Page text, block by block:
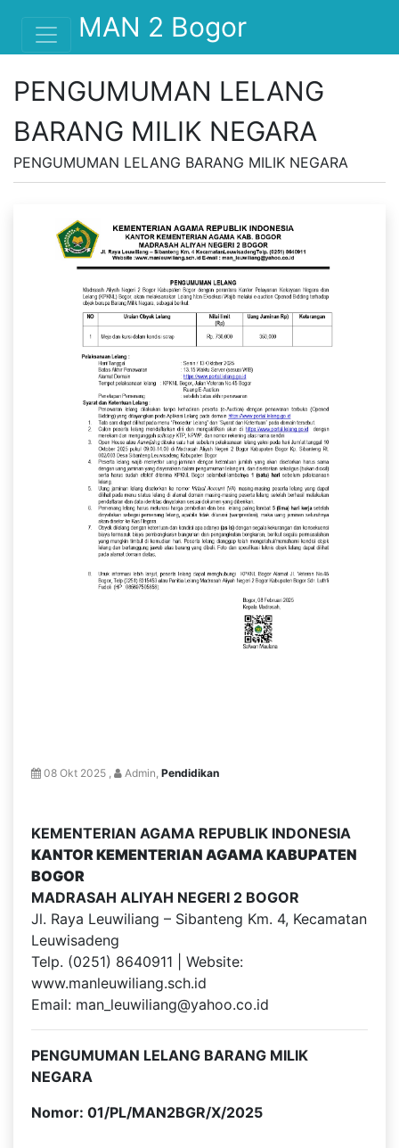
MAN 2 Bogor
PENGUMUMAN LELANG
BARANG MILIK NEGARA
PENGUMUMAN LELANG BARANG MILIK NEGARA
08 Okt 2025 , Admin, Pendidikan
KEMENTERIAN AGAMA REPUBLIK INDONESIA
KANTOR KEMENTERIAN AGAMA KABUPATEN
BOGOR
MADRASAH ALIYAH NEGERI 2 BOGOR
Jl. Raya Leuwiliang – Sibanteng Km. 4, Kecamatan
Leuwisadeng
Telp. (0251) 8640911 | Website:
www.manleuwiliang.sch.id
Email: man_leuwiliang@yahoo.co.id
PENGUMUMAN LELANG BARANG MILIK
NEGARA
Nomor: 01/PL/MAN2BGR/X/2025